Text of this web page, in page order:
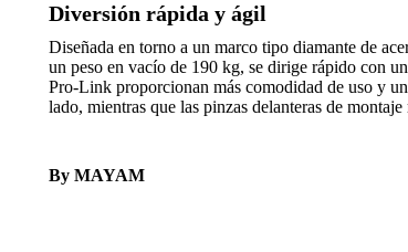
Diversión rápida y ágil
Diseñada en torno a un marco tipo diamante de
un peso en vacío de 190 kg, se dirige rápido con
Pro-Link proporcionan más comodidad de uso y
lado, mientras que las pinzas delanteras de
By MAYAM